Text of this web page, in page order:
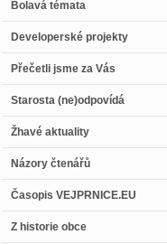
Bolavá témata
Developerské projekty
Přečetli jsme za Vás
Starosta (ne)odpovídá
Žhavé aktuality
Názory čtenářů
Časopis VEJPRNICE.EU
Z historie obce